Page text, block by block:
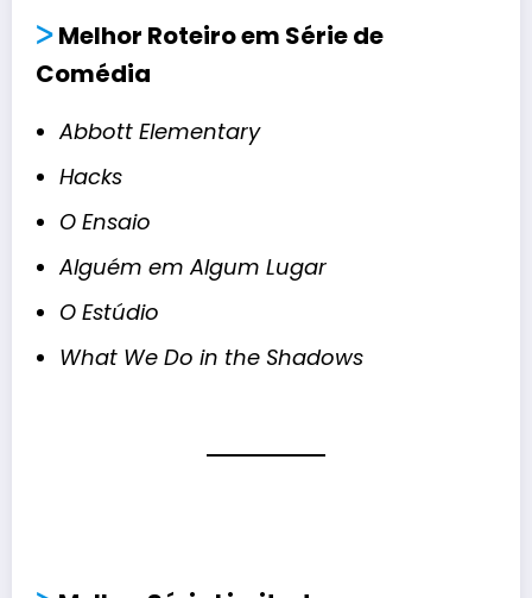
ᐳMelhor Roteiro em Série de
Comédia
Abbott Elementary
Hacks
O Ensaio
Alguém em Algum Lugar
O Estúdio
What We Do in the Shadows